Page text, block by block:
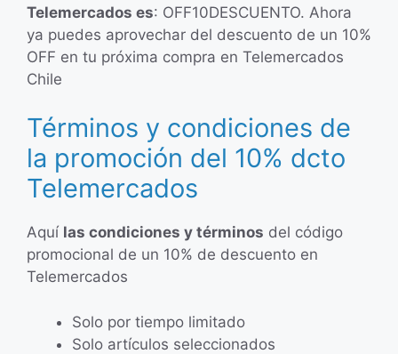
Telemercados es: OFF10DESCUENTO. Ahora
ya puedes aprovechar del descuento de un 10%
OFF en tu próxima compra en Telemercados
Chile
Términos y condiciones de
la promoción del 10% dcto
Telemercados
Aquí las condiciones y términos del código
promocional de un 10% de descuento en
Telemercados
Solo por tiempo limitado
Solo artículos seleccionados